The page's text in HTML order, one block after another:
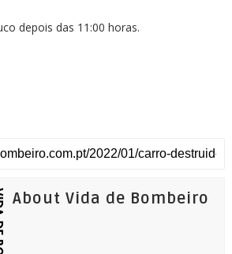
depois das 11:00 horas.
About Vida de Bombeiro